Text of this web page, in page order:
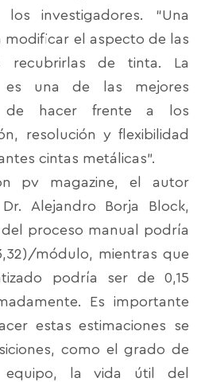
los investigadores. “Una
modificar el aspecto de las
recubrirlas de tinta. La
es una de las mejores
de hacer frente a los
resolución y flexibilidad
cintas metálicas”.
pv magazine, el autor
Alejandro Borja Block,
proceso manual podría
módulo, mientras que
podría ser de 0,15
Es importante
estas estimaciones se
como el grado de
equipo, la vida útil del